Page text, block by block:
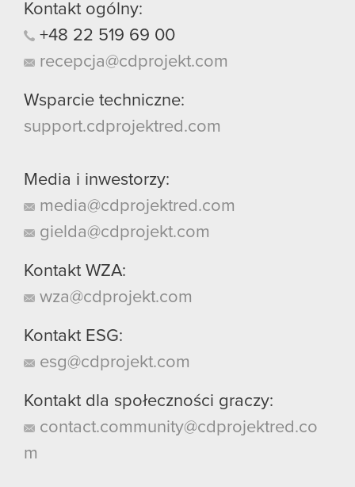
Kontakt ogólny:
+48 22 519 69 00
recepcja@cdprojekt.com
Wsparcie techniczne:
support.cdprojektred.com
Media i inwestorzy:
media@cdprojektred.com
gielda@cdprojekt.com
Kontakt WZA:
wza@cdprojekt.com
Kontakt ESG:
esg@cdprojekt.com
Kontakt dla społeczności graczy:
contact.community@cdprojektred.co
m